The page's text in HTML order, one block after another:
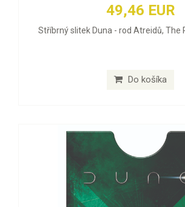
49,46 EUR
Stříbrný slitek Duna - rod Atreidů, The
Do košíka